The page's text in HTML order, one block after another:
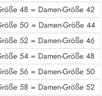
48 = Damen-Größe 42
50 = Damen-Größe 44
52 = Damen-Größe 46
54 = Damen-Größe 48
56 = Damen-Größe 50
58 = Damen-Größe 52